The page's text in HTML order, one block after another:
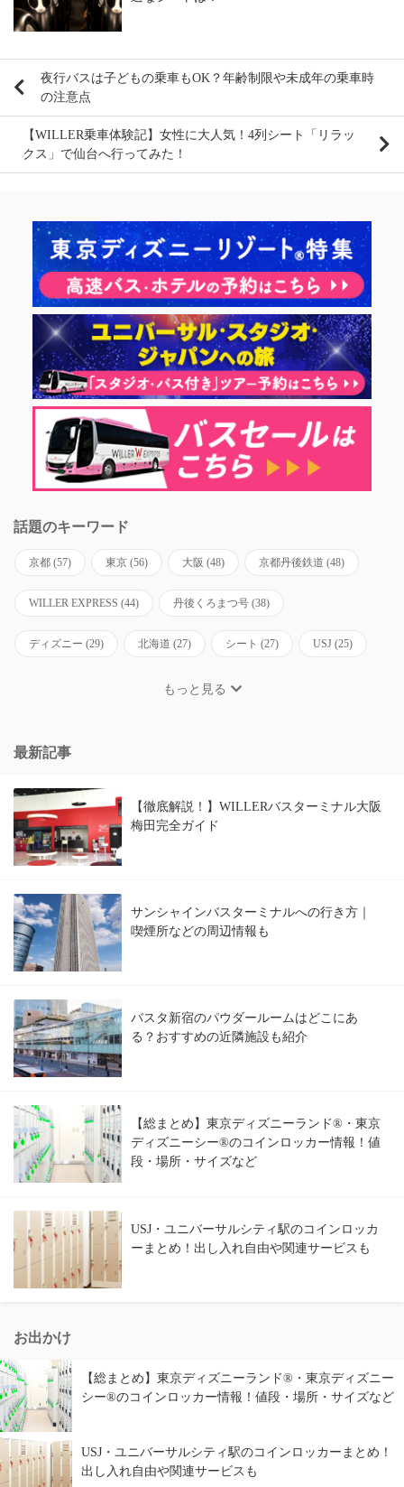
夜行バスは子どもの乗車もOK？年齢制限や未成年の乗車時
の注意点
【WILLER乗車体験記】女性に大人気！4列シート「リラッ
クス」で仙台へ行ってみた！
話題のキーワード
京都 (57) 東京 (56) 大阪 (48) 京都丹後鉄道 (48)
WILLER EXPRESS (44) 丹後くろまつ号 (38)
ディズニー (29) 北海道 (27) シート (27) USJ (25)
もっと見る
最新記事
【徹底解説！】WILLERバスターミナル大阪
梅田完全ガイド
サンシャインバスターミナルへの行き方｜
喫煙所などの周辺情報も
バスタ新宿のパウダールームはどこにあ
る？おすすめの近隣施設も紹介
【総まとめ】東京ディズニーランド®・東京
ディズニーシー®のコインロッカー情報！値
段・場所・サイズなど
USJ・ユニバーサルシティ駅のコインロッカ
ーまとめ！出し入れ自由や関連サービスも
お出かけ
【総まとめ】東京ディズニーランド®・東京ディズニー
シー®のコインロッカー情報！値段・場所・サイズなど
USJ・ユニバーサルシティ駅のコインロッカーまとめ！
出し入れ自由や関連サービスも